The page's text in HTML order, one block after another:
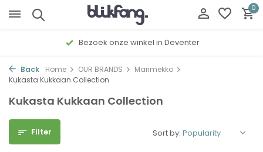
0
Bezoek onze winkel in Deventer
Back Home OUR BRANDS
Marimekko
Kukasta Kukkaan Collection
Kukasta Kukkaan Collection
Filter Sort by: